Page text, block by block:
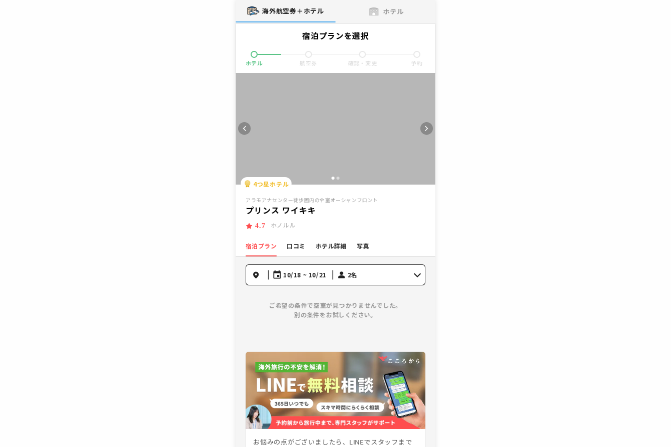
海外航空券＋ホテル ホテル
宿泊プランを選択
ホテル 航空券 確認・変更 予約
4つ星ホテル
アラモアナセンター徒歩圏内の全室オーシャンフロント
プリンス ワイキキ
4.7 ホノルル
宿泊プラン 口コミ ホテル詳細 写真
10/18 ~ 10/21 2名
ご希望の条件で空室が見つかりませんでした。
別の条件をお試しください。
お悩みの点がございましたら、LINEでスタッフまで